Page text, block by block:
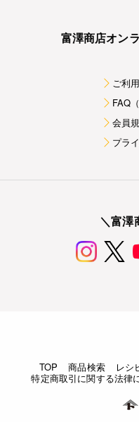
富澤商店オン
ご利
FAQ
会員
プラ
＼富澤
TOP 商品検索 レシ
特定商取引に関する法律